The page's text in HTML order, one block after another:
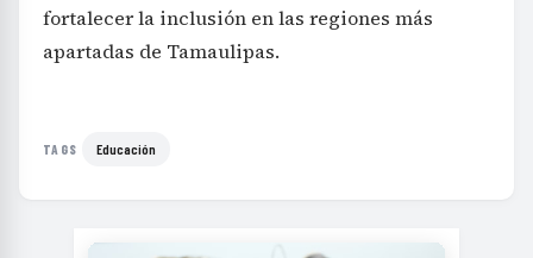
fortalecer la inclusión en las regiones más
apartadas de Tamaulipas.
TAGS Educación